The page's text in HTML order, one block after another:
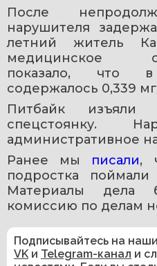
После
нарушителя
летний житель
медицинское
показало, что
содержалось 0,339
Питбайк
спецстоянку.
административное
Ранее мы писали,
подростка
Материалы дела
комиссию по делам
Подписывайтесь на наши
VK и Telegram-канал и